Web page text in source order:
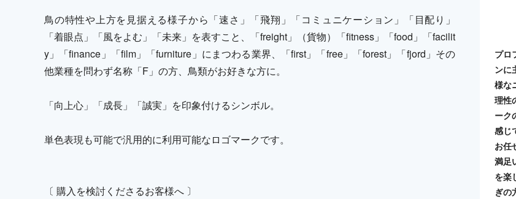
鳥の特性や上方を見据える様子から「速さ」「飛翔」「コミュニケーション」「目配り」
「着眼点」「風をよむ」「未来」を表すこと、「freight」（貨物）「fitness」「food」「facilit
y」「finance」「film」「furniture」にまつわる業界、「first」「free」「forest」「fjord」その
他業種を問わず名称「F」の方、鳥類がお好きな方に。
「向上心」「成長」「誠実」を印象付けるシンボル。
単色表現も可能で汎用的に利用可能なロゴマークです。
〔 購入を検討くださるお客様へ 〕
プロ
ンに
様な
理性
ーク
感じ
お任
満足
を楽
ぎの